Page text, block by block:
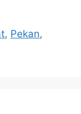
, Pekan,